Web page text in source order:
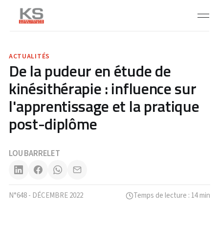
ACTUALITÉS
De la pudeur en étude de
kinésithérapie : influence sur
l'apprentissage et la pratique
post-diplôme
LOU BARRELET
N°648 - DÉCEMBRE 2022 Temps de lecture : 14 min